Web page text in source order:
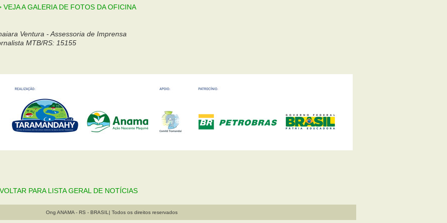
VEJA A GALERIA DE FOTOS DA OFICINA
Ventura - Assessoria de Imprensa
MTB/RS: 15155
PARA LISTA GERAL DE NOTÍCIAS
Ong ANAMA - RS - BRASIL| Todos os direitos reservados